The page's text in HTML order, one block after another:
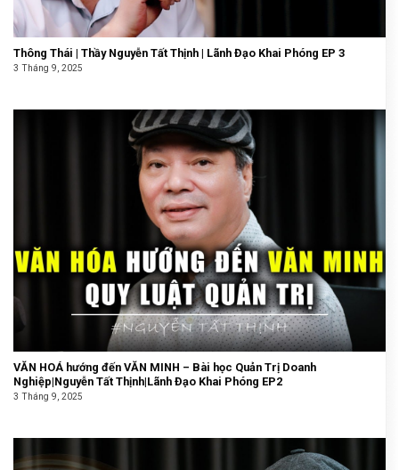
Thông Thái | Thầy Nguyễn Tất Thịnh | Lãnh Đạo Khai Phóng EP 3
3 Tháng 9, 2025
VĂN HOÁ hướng đến VĂN MINH – Bài học Quản Trị Doanh
Nghiệp|Nguyễn Tất Thịnh|Lãnh Đạo Khai Phóng EP2
3 Tháng 9, 2025